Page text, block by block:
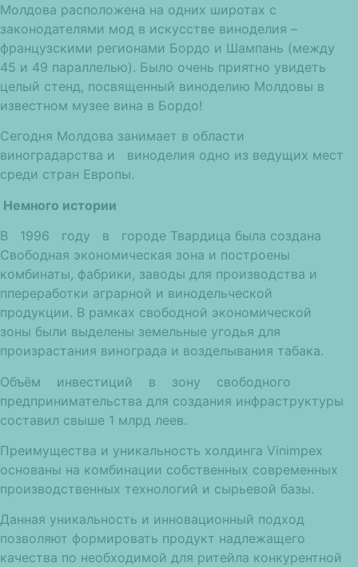
Молдова расположена на одних широтах с
законодателями мод в искусстве виноделия –
французскими регионами Бордо и Шампань (между
45 и 49 параллелью). Было очень приятно увидеть
целый стенд, посвященный виноделию Молдовы в
известном музее вина в Бордо!
Сегодня Молдова занимает в области
виноградарства и виноделия одно из ведущих мест
среди стран Европы.
Немного истории
В 1996 году в городе Твардица была создана
Свободная экономическая зона и построены
комбинаты, фабрики, заводы для производства и
ппереработки аграрной и винодельческой
продукции. В рамках свободной экономической
зоны были выделены земельные угодья для
произрастания винограда и возделывания табака.
Объём инвестиций в зону свободного
предпринимательства для создания инфраструктуры
составил свыше 1 млрд леев.
Преимущества и уникальность холдинга Vinimpex
основаны на комбинации собственных современных
производственных технологий и сырьевой базы.
Данная уникальность и инновационный подход
позволяют формировать продукт надлежащего
качества по необходимой для ритейла конкурентной